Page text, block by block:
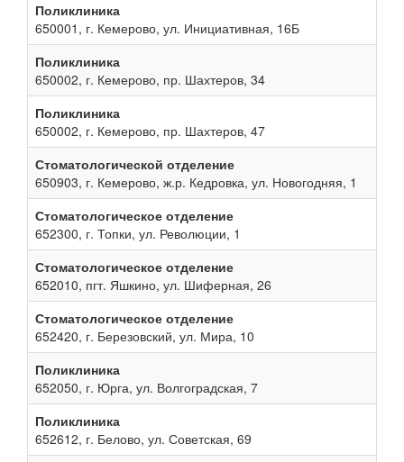
Поликлиника
650001, г. Кемерово, ул. Инициативная, 16Б
Поликлиника
650002, г. Кемерово, пр. Шахтеров, 34
Поликлиника
650002, г. Кемерово, пр. Шахтеров, 47
Стоматологической отделение
650903, г. Кемерово, ж.р. Кедровка, ул. Новогодняя, 1
Стоматологическое отделение
652300, г. Топки, ул. Революции, 1
Стоматологическое отделение
652010, пгт. Яшкино, ул. Шиферная, 26
Стоматологическое отделение
652420, г. Березовский, ул. Мира, 10
Поликлиника
652050, г. Юрга, ул. Волгоградская, 7
Поликлиника
652612, г. Белово, ул. Советская, 69